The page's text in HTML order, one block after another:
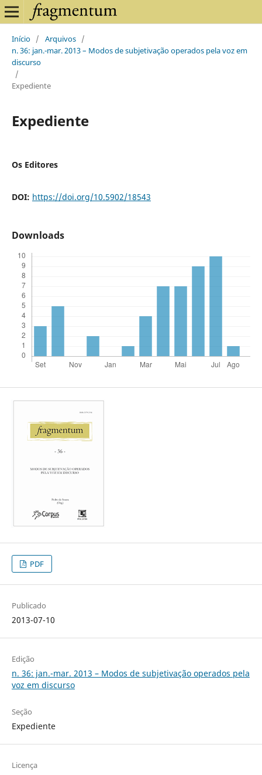
Início / Arquivos /
n. 36: jan.-mar. 2013 – Modos de subjetivação operados pela voz em
discurso
/
Expediente
Expediente
Os Editores
DOI: https://doi.org/10.5902/18543
Downloads
PDF
Publicado
2013-07-10
Edição
n. 36: jan.-mar. 2013 – Modos de subjetivação operados pela
voz em discurso
Seção
Expediente
Licença